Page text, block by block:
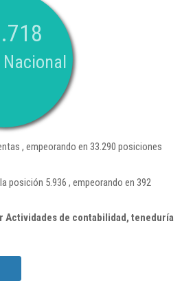
, empeorando en 33.290 posiciones
posición 5.936 , empeorando en 392
Actividades de contabilidad, teneduría